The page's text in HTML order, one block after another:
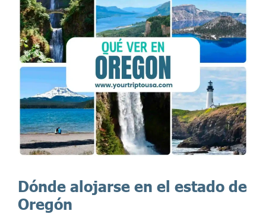
Dónde alojarse en el estado de
Oregón